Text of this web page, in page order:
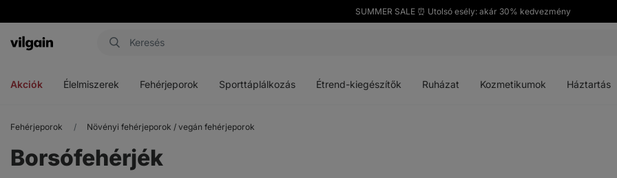
SUMMER SALE ⏰ Utolsó esély: akár 30% kedvezmény
Vilgain
Akciók Élelmiszerek Fehérjeporok Sporttáplálkozás Étrend-kiegészítők Ruházat Kozmetikumok Háztartás
Fehérjeporok Növényi fehérjeporok / vegán fehérjeporok
Borsófehérjék